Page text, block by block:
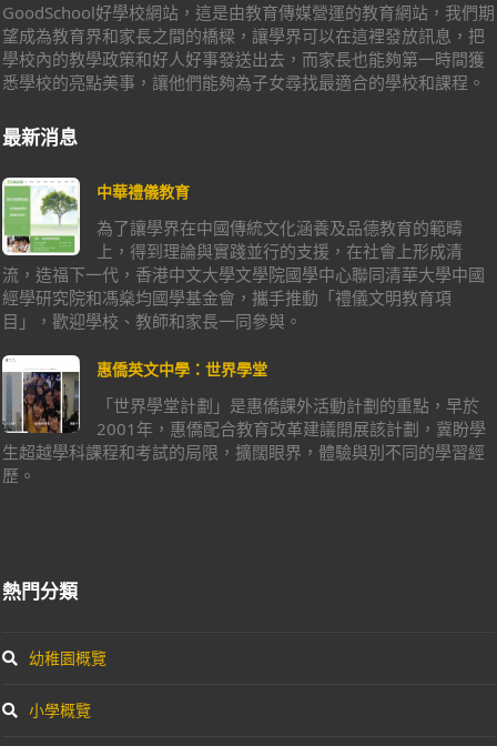
GoodSchool好學校網站，這是由教育傳媒營運的教育網站，我們期
望成為教育界和家長之間的橋樑，讓學界可以在這裡發放訊息，把
學校內的教學政策和好人好事發送出去，而家長也能夠第一時間獲
悉學校的亮點美事，讓他們能夠為子女尋找最適合的學校和課程。
最新消息
中華禮儀教育
為了讓學界在中國傳統文化涵養及品德教育的範疇
上，得到理論與實踐並行的支援，在社會上形成清
流，造福下一代，香港中文大學文學院國學中心聯同清華大學中國
經學研究院和馮燊均國學基金會，攜手推動「禮儀文明教育項
目」，歡迎學校、教師和家長一同參與。
惠僑英文中學：世界學堂
「世界學堂計劃」是惠僑課外活動計劃的重點，早於
2001年，惠僑配合教育改革建議開展該計劃，冀盼學
生超越學科課程和考試的局限，擴闊眼界，體驗與別不同的學習經
歷。
熱門分類
幼稚園概覽
小學概覽